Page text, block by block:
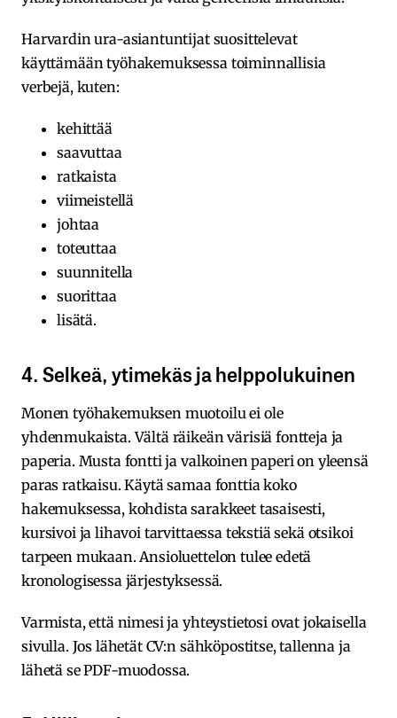
Harvardin ura-asiantuntijat suosittelevat
käyttämään työhakemuksessa toiminnallisia
verbejä, kuten:
kehittää
saavuttaa
ratkaista
viimeistellä
johtaa
toteuttaa
suunnitella
suorittaa
lisätä.
4. Selkeä, ytimekäs ja helppolukuinen
Monen työhakemuksen muotoilu ei ole
yhdenmukaista. Vältä räikeän värisiä fontteja ja
paperia. Musta fontti ja valkoinen paperi on yleensä
paras ratkaisu. Käytä samaa fonttia koko
hakemuksessa, kohdista sarakkeet tasaisesti,
kursivoi ja lihavoi tarvittaessa tekstiä sekä otsikoi
tarpeen mukaan. Ansioluettelon tulee edetä
kronologisessa järjestyksessä.
Varmista, että nimesi ja yhteystietosi ovat jokaisella
sivulla. Jos lähetät CV:n sähköpostitse, tallenna ja
lähetä se PDF-muodossa.